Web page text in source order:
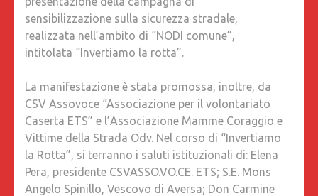
sensibilizzazione sulla sicurezza stradale,
realizzata nell’ambito di “NODI comune”,
intitolata “Invertiamo la rotta”.
La manifestazione è stata promossa, inoltre, da
CSV Assovoce “Associazione per il volontariato
Caserta ETS” e l’Associazione Mamme Coraggio e
Vittime della Strada Odv. Nel corso di “Invertiamo
la Rotta”, si terranno i saluti istituzionali di: Elena
Pera, presidente CSVASSO.VO.CE. ETS; S.E. Mons
Angelo Spinillo, Vescovo di Aversa; Don Carmine